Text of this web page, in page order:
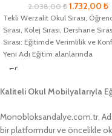
2.038,00₺ 1.732,00 ₺
Tekli Werzalit Okul Sırası,
Sırası, Kolej Sırası, Dershane
Sırası: Eğitimde Verimlilik ve
Yeni Adı Eğitim alanlarında
Kaliteli Okul Mobilyalarıyla
Monobloksandalye.com.tr,
bir platformdur ve öncelikle